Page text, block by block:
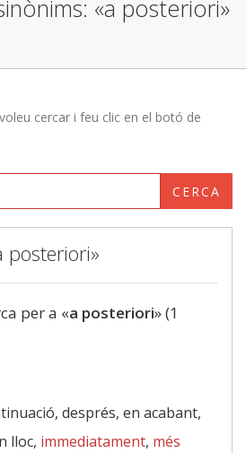
«a posteriori»
cercar i feu clic en el botó de
CERCA
posteriori»
per a «a posteriori» (1
després, en acabant,
lloc, immediatament, més